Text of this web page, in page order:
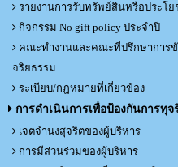
รายงานการรับทรัพย์สินหรือประโ
กิจกรรม No gift policy ประจำปี
คณะทำงานและคณะที่ปรึกษาการ
จริยธรรม
ระเบียบ/กฎหมายที่เกี่ยวข้อง
การดำเนินการเพื่อป้องกันการทุจ
เจตจำนงสุจริตของผู้บริหาร
การมีส่วนร่วมของผู้บริหาร